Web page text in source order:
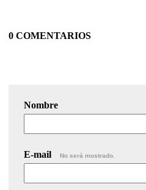
0 COMENTARIOS
Nombre
E-mail No será mostrado.